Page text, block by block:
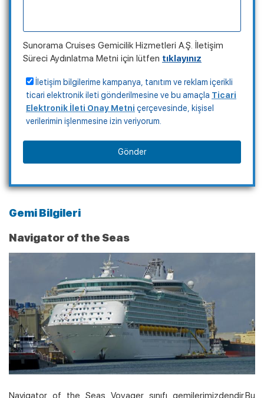
Sunorama Cruises Gemicilik Hizmetleri A.Ş. İletişim
Süreci Aydınlatma Metni için lütfen tıklayınız
İletişim bilgilerime kampanya, tanıtım ve reklam içerikli
ticari elektronik ileti gönderilmesine ve bu amaçla Ticari
Elektronik İleti Onay Metni çerçevesinde, kişisel
verilerimin işlenmesine izin veriyorum.
Gönder
Gemi Bilgileri
Navigator of the Seas
Navigator of the Seas Voyager sınıfı gemilerimizdendir.Bu